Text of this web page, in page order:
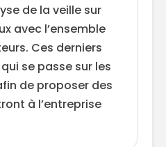
de la veille sur
avec l’ensemble
Ces derniers
se passe sur les
de proposer des
à l’entreprise